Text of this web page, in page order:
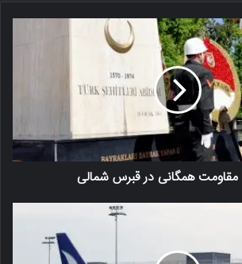
مقاومت همگانی در قبرس شمالی